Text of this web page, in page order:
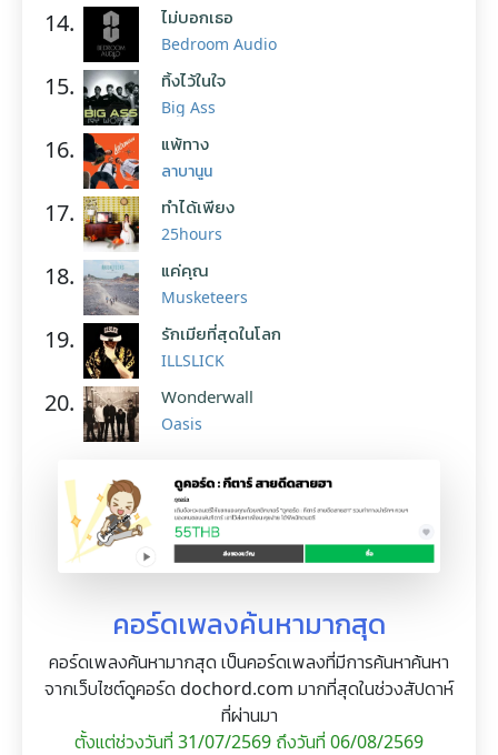
14. ไม่บอกเธอ
Bedroom Audio
15. ทิ้งไว้ในใจ
Big Ass
16. แพ้ทาง
ลาบานูน
17. ทำได้เพียง
25hours
18. แค่คุณ
Musketeers
19. รักเมียที่สุดในโลก
ILLSLICK
20. Wonderwall
Oasis
คอร์ดเพลงค้นหามากสุด
คอร์ดเพลงค้นหามากสุด เป็นคอร์ดเพลงที่มีการค้นหาค้นหา
จากเว็บไซต์ดูคอร์ด dochord.com มากที่สุดในช่วงสัปดาห์
ที่ผ่านมา
ตั้งแต่ช่วงวันที่ 31/07/2569 ถึงวันที่ 06/08/2569